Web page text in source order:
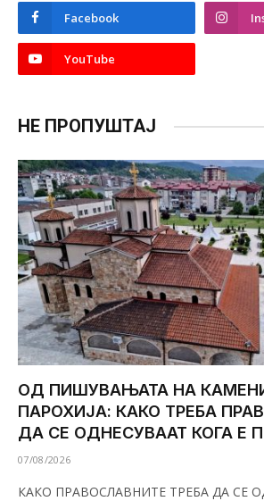
Facebook
YouTube
НЕ ПРОПУШТАЈ
ОД ПИШУВАЊАТА НА
ПАРОХИЈА: КАКО ТРЕБА
ДА СЕ ОДНЕСУВААТ КОГА Е
07/08/2026
КАКО ПРАВОСЛАВНИТЕ ТРЕБА ДА СЕ